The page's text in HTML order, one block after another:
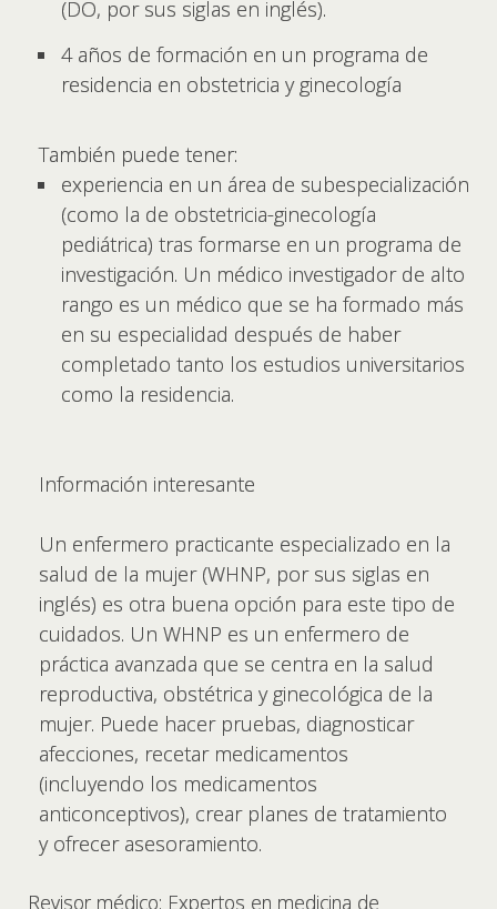
(DO, por sus siglas en inglés).
4 años de formación en un programa de
residencia en obstetricia y ginecología
También puede tener:
experiencia en un área de subespecialización
(como la de obstetricia-ginecología
pediátrica) tras formarse en un programa de
investigación. Un médico investigador de alto
rango es un médico que se ha formado más
en su especialidad después de haber
completado tanto los estudios universitarios
como la residencia.
Información interesante
Un enfermero practicante especializado en la
salud de la mujer (WHNP, por sus siglas en
inglés) es otra buena opción para este tipo de
cuidados. Un WHNP es un enfermero de
práctica avanzada que se centra en la salud
reproductiva, obstétrica y ginecológica de la
mujer. Puede hacer pruebas, diagnosticar
afecciones, recetar medicamentos
(incluyendo los medicamentos
anticonceptivos), crear planes de tratamiento
y ofrecer asesoramiento.
Revisor médico: Expertos en medicina de